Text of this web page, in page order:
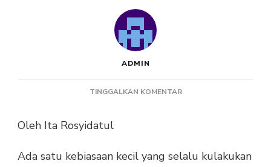
ADMIN
TINGGALKAN KOMENTARPADA
E-
Oleh Ita Rosyidatul
Ada satu kebiasaan kecil yang selalu kulakukan